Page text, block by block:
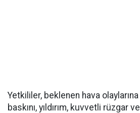
Yetkililer, beklenen hava
baskını, yıldırım, kuvvetli rüzgar